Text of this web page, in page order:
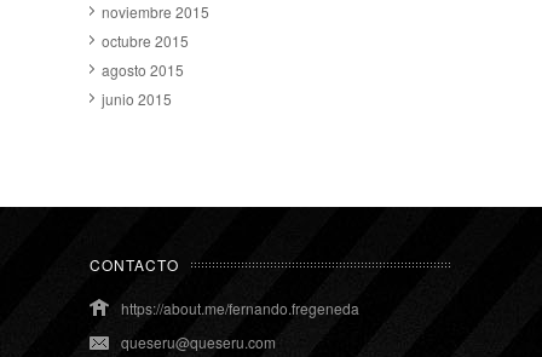
noviembre 2015
octubre 2015
agosto 2015
junio 2015
CONTACTO
https://about.me/fernando.fregeneda
queseru@queseru.com